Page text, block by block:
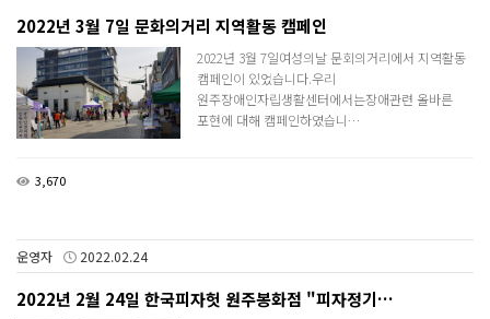
2022년 3월 7일 문화의거리 지역활동 캠페인
2022년 3월 7일여성의날 문회의거리에서 지역활동
캠페인이 있었습니다.우리
원주장애인자립생활센터에서는장애관련 올바른
포현에 대해 캠페인하였습니…
3,670
운영자 2022.02.24
2022년 2월 24일 한국피자헛 원주봉화점 "피자정기…